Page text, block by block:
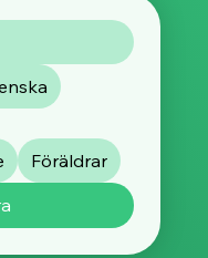
Föräldrar